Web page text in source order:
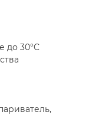
до 30°C